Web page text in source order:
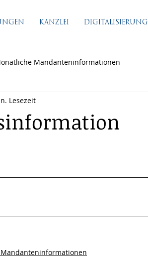
KANZLEI DIGITALISIERUNG
Mandanteninformationen
Lesezeit